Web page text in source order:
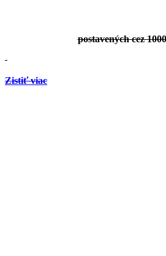
postavených cez
Zistiť viac